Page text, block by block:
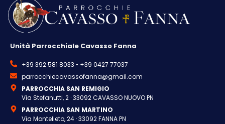
Unità Parrocchiale Cavasso Fanna
+39 392 581 8033 • +39 0427 77037
parrocchiecavassofanna@gmail.com
PARROCCHIA SAN REMIGIO
Via Stefanutti, 2 · 33092 CAVASSO NUOVO PN
PARROCCHIA SAN MARTINO
Via Montelieto, 24 · 33092 FANNA PN